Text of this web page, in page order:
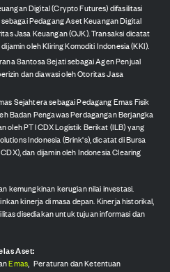
Digital (Crypto Futures) difasilitasi
Pedagang Aset Keuangan Digital
Jasa Keuangan (OJK). Transaksi dicatat
oleh Kliring Komoditi Indonesia (KKI).
Santosa Sejati sebagai Agen Penjual
dan diawasi oleh Otoritas Jasa
Sejahtera sebagai Pedagang Emas Fisik
Badan Pengawas Perdagangan Berjangka
oleh PT ICDX Logistik Berikat (ILB) yang
Indonesia (Brink's), dicatat di Bursa
dan dijamin oleh Indonesia Clearing
kemungkinan kerugian nilai investasi.
kinerja di masa depan. Kinerja historikal,
disediakan untuk tujuan informasi dan
Aset:
Emas, Peraturan dan Ketentuan